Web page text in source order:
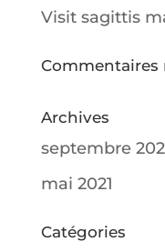
Visit sagittis
Commentaires
Archives
septembre
mai 2021
Catégories